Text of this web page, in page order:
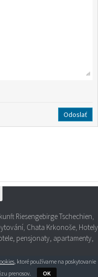
Riesengebirge Tschechien,
, Chata Krkonoše, Hotely
pensjonaty, apartamenty,
, ktoré používame na poskytovanie
prenosov.
OK